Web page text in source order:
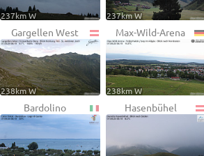
237km W 237km W
Gargellen West
238km W
Max-Wild-Arena
238km W
Bardolino Hasenbühel